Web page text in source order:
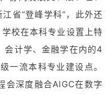
省“登峰学科”，此外还
校在本科专业设置上特
会计学、金融学‌在内的4
一流本科专业建设点。
会深度融合AIGC在数字